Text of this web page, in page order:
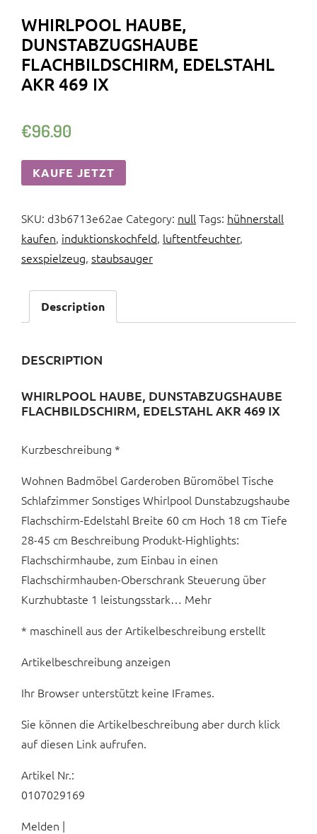
WHIRLPOOL HAUBE,
DUNSTABZUGSHAUBE
FLACHBILDSCHIRM, EDELSTAHL
AKR 469 IX
€96.90
KAUFE JETZT
SKU: d3b6713e62ae Category: null Tags: hühnerstall
kaufen, induktionskochfeld, luftentfeuchter,
sexspielzeug, staubsauger
Description
DESCRIPTION
WHIRLPOOL HAUBE, DUNSTABZUGSHAUBE
FLACHBILDSCHIRM, EDELSTAHL AKR 469 IX
Kurzbeschreibung *
Wohnen Badmöbel Garderoben Büromöbel Tische
Schlafzimmer Sonstiges Whirlpool Dunstabzugshaube
Flachschirm-Edelstahl Breite 60 cm Hoch 18 cm Tiefe
28-45 cm Beschreibung Produkt-Highlights:
Flachschirmhaube, zum Einbau in einen
Flachschirmhauben-Oberschrank Steuerung über
Kurzhubtaste 1 leistungsstark… Mehr
* maschinell aus der Artikelbeschreibung erstellt
Artikelbeschreibung anzeigen
Ihr Browser unterstützt keine IFrames.
Sie können die Artikelbeschreibung aber durch klick
auf diesen Link aufrufen.
Artikel Nr.:
0107029169
Melden |